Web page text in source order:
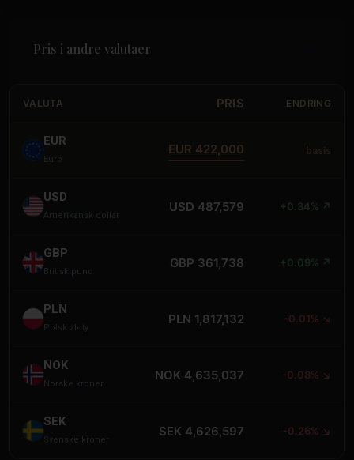
Pris i andre valutaer
VALUTA PRIS ENDRING
EUR
Euro
EUR 422,000 basis
USD
Amerikansk dollar
USD 487,579 +0.34% ↗
GBP
Britisk pund
GBP 361,738 +0.09% ↗
PLN
Polsk zloty
PLN 1,817,132 -0.01% ↘
NOK
Norske kroner
NOK 4,635,037 -0.08% ↘
SEK
Svenske kroner
SEK 4,626,597 -0.26% ↘